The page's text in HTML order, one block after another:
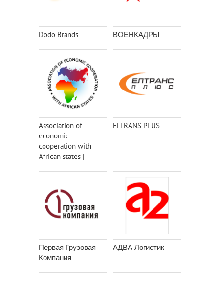
Dodo Brands ВОЕНКАДРЫ
Association of
economic
cooperation with
African states |
ELTRANS PLUS
Первая Грузовая
Компания
АДВА Логистик